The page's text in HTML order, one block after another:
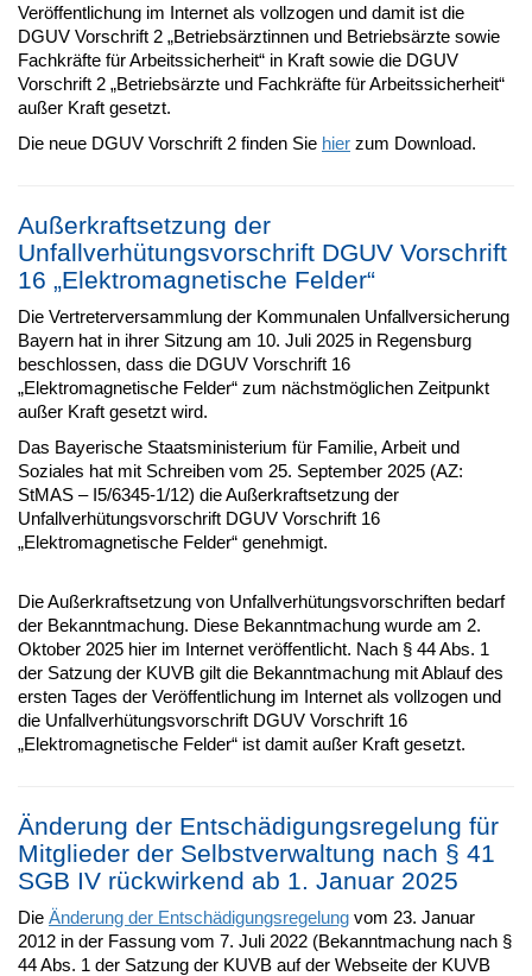
Veröffentlichung im Internet als vollzogen und damit ist die
DGUV Vorschrift 2 „Betriebsärztinnen und Betriebsärzte sowie
Fachkräfte für Arbeitssicherheit“ in Kraft sowie die DGUV
Vorschrift 2 „Betriebsärzte und Fachkräfte für Arbeitssicherheit“
außer Kraft gesetzt.
Die neue DGUV Vorschrift 2 finden Sie hier zum Download.
Außerkraftsetzung der
Unfallverhütungsvorschrift DGUV Vorschrift
16 „Elektromagnetische Felder“
Die Vertreterversammlung der Kommunalen Unfallversicherung
Bayern hat in ihrer Sitzung am 10. Juli 2025 in Regensburg
beschlossen, dass die DGUV Vorschrift 16
„Elektromagnetische Felder“ zum nächstmöglichen Zeitpunkt
außer Kraft gesetzt wird.
Das Bayerische Staatsministerium für Familie, Arbeit und
Soziales hat mit Schreiben vom 25. September 2025 (AZ:
StMAS – I5/6345-1/12) die Außerkraftsetzung der
Unfallverhütungsvorschrift DGUV Vorschrift 16
„Elektromagnetische Felder“ genehmigt.
Die Außerkraftsetzung von Unfallverhütungsvorschriften bedarf
der Bekanntmachung. Diese Bekanntmachung wurde am 2.
Oktober 2025 hier im Internet veröffentlicht. Nach § 44 Abs. 1
der Satzung der KUVB gilt die Bekanntmachung mit Ablauf des
ersten Tages der Veröffentlichung im Internet als vollzogen und
die Unfallverhütungsvorschrift DGUV Vorschrift 16
„Elektromagnetische Felder“ ist damit außer Kraft gesetzt.
Änderung der Entschädigungsregelung für
Mitglieder der Selbstverwaltung nach § 41
SGB IV rückwirkend ab 1. Januar 2025
Die Änderung der Entschädigungsregelung vom 23. Januar
2012 in der Fassung vom 7. Juli 2022 (Bekanntmachung nach §
44 Abs. 1 der Satzung der KUVB auf der Webseite der KUVB